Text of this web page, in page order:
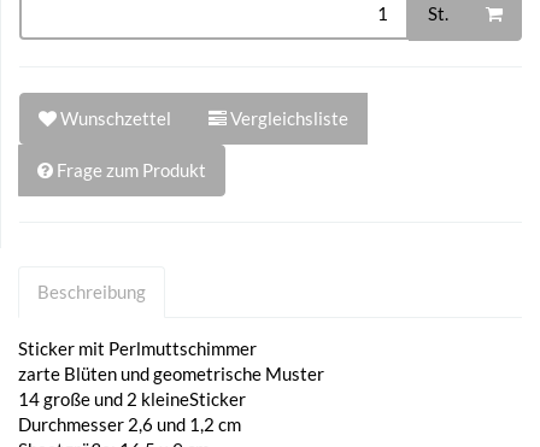
St.
Wunschzettel Vergleichsliste
Frage zum Produkt
Beschreibung
Sticker mit Perlmuttschimmer
zarte Blüten und geometrische Muster
14 große und 2 kleineSticker
Durchmesser 2,6 und 1,2 cm